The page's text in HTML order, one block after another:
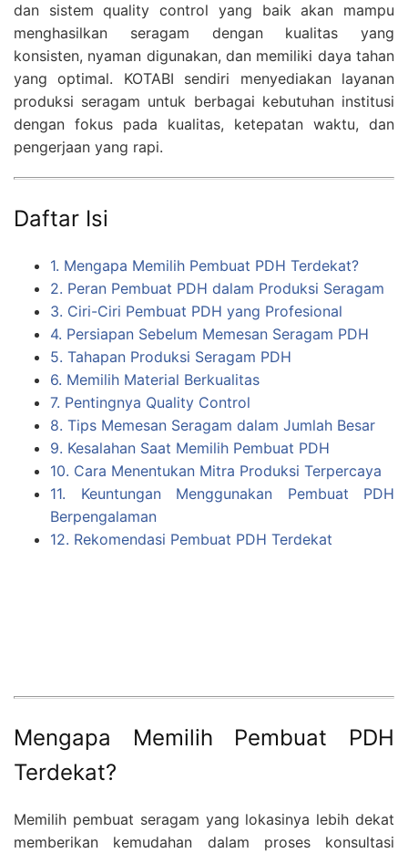
dan sistem quality control yang baik akan mampu
menghasilkan seragam dengan kualitas yang
konsisten, nyaman digunakan, dan memiliki daya tahan
yang optimal. KOTABI sendiri menyediakan layanan
produksi seragam untuk berbagai kebutuhan institusi
dengan fokus pada kualitas, ketepatan waktu, dan
pengerjaan yang rapi.
Daftar Isi
1. Mengapa Memilih Pembuat PDH Terdekat?
2. Peran Pembuat PDH dalam Produksi Seragam
3. Ciri-Ciri Pembuat PDH yang Profesional
4. Persiapan Sebelum Memesan Seragam PDH
5. Tahapan Produksi Seragam PDH
6. Memilih Material Berkualitas
7. Pentingnya Quality Control
8. Tips Memesan Seragam dalam Jumlah Besar
9. Kesalahan Saat Memilih Pembuat PDH
10. Cara Menentukan Mitra Produksi Terpercaya
11. Keuntungan Menggunakan Pembuat PDH
Berpengalaman
12. Rekomendasi Pembuat PDH Terdekat
Mengapa Memilih Pembuat PDH
Terdekat?
Memilih pembuat seragam yang lokasinya lebih dekat
memberikan kemudahan dalam proses konsultasi